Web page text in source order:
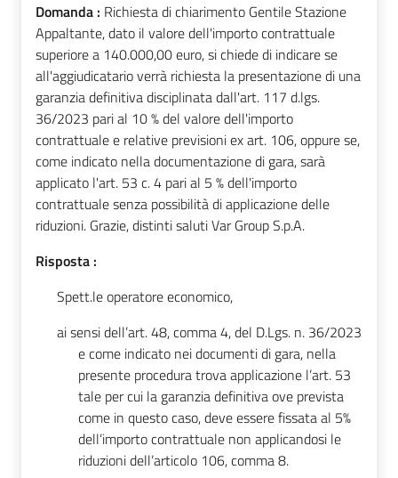
Domanda : Richiesta di chiarimento Gentile Stazione
Appaltante, dato il valore dell'importo contrattuale
superiore a 140.000,00 euro, si chiede di indicare se
all'aggiudicatario verrà richiesta la presentazione di una
garanzia definitiva disciplinata dall'art. 117 d.lgs.
36/2023 pari al 10 % del valore dell'importo
contrattuale e relative previsioni ex art. 106, oppure se,
come indicato nella documentazione di gara, sarà
applicato l'art. 53 c. 4 pari al 5 % dell'importo
contrattuale senza possibilità di applicazione delle
riduzioni. Grazie, distinti saluti Var Group S.p.A.
Risposta :
Spett.le operatore economico,
ai sensi dell’art. 48, comma 4, del D.Lgs. n. 36/2023
e come indicato nei documenti di gara, nella
presente procedura trova applicazione l’art. 53
tale per cui la garanzia definitiva ove prevista
come in questo caso, deve essere fissata al 5%
dell’importo contrattuale non applicandosi le
riduzioni dell’articolo 106, comma 8.